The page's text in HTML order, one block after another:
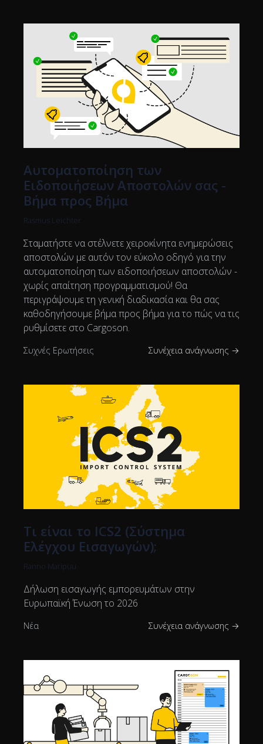
Αυτοματοποίηση των
Ειδοποιήσεων Αποστολών σας -
Βήμα προς Βήμα
Rasmus Leichter
Σταματήστε να στέλνετε χειροκίνητα ενημερώσεις
αποστολών με αυτόν τον εύκολο οδηγό για την
αυτοματοποίηση των ειδοποιήσεων αποστολών -
χωρίς απαίτηση προγραμματισμού! Θα
περιγράψουμε τη γενική διαδικασία και θα σας
καθοδηγήσουμε βήμα προς βήμα για το πώς να τις
ρυθμίσετε στο Cargoson.
Συχνές Ερωτήσεις Συνέχεια ανάγνωσης →
Τι είναι το ICS2 (Σύστημα
Ελέγχου Εισαγωγών);
Ranno Maripuu
Δήλωση εισαγωγής εμπορευμάτων στην
Ευρωπαϊκή Ένωση το 2026
Νέα Συνέχεια ανάγνωσης →